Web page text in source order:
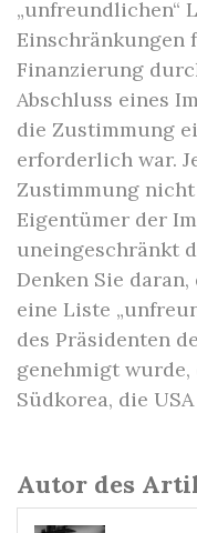
„unfreundlichen“
Einschränkungen
Finanzierung
Abschluss eines
die Zustimmung
erforderlich war.
Zustimmung
Eigentümer der
uneingeschränkt
Denken Sie daran,
eine Liste
des Präsidenten
genehmigt wurde,
Südkorea, die
Autor des